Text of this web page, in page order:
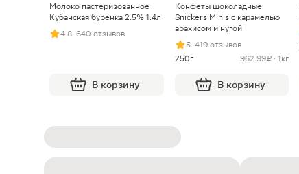
Молоко пастеризованное
Кубанская буренка 2.5% 1.4л
4.8· 640 отзывов
В корзину
Конфеты шоколадные
Snickers Minis с карамелью
арахисом и нугой
5· 419 отзывов
250г
962.99 ₽ · 1кг
В корзину